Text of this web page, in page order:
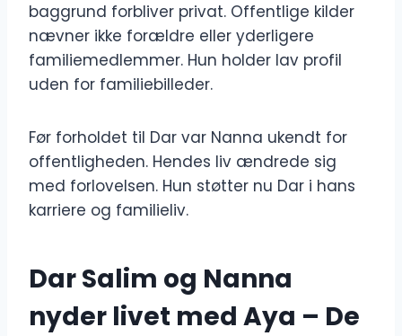
baggrund forbliver privat. Offentlige kilder
nævner ikke forældre eller yderligere
familiemedlemmer. Hun holder lav profil
uden for familiebilleder.
Før forholdet til Dar var Nanna ukendt for
offentligheden. Hendes liv ændrede sig
med forlovelsen. Hun støtter nu Dar i hans
karriere og familieliv.
Dar Salim og Nanna
nyder livet med Aya – De